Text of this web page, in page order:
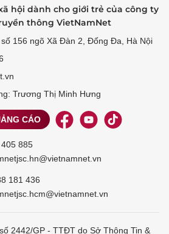
hội dành cho giới trẻ của công ty
thông VietNamNet
156 ngõ Xã Đàn 2, Đống Đa, Hà Nội
Trương Thị Minh Hưng
CÁO
885
181 436
2442/GP - TTĐT do Sở Thông Tin &